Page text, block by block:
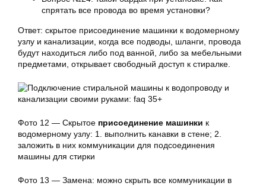
спрятать все провода во время установки?
Ответ: скрытое присоединение машинки к водомерному
узлу и канализации, когда все подводы, шланги, провода
будут находиться либо под ванной, либо за мебельными
предметами, открывает свободный доступ к стиралке.
Фото 12 — Скрытое присоединение машинки к
водомерному узлу: 1. выполнить канавки в стене; 2.
заложить в них коммуникации для подсоединения
машины для стирки
Фото 13 — Замена: можно скрыть все коммуникации в